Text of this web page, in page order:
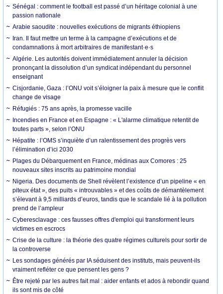
Sénégal : comment le football est passé d’un héritage colonial à une
passion nationale
Arabie saoudite : nouvelles exécutions de migrants éthiopiens
Iran. Il faut mettre un terme à la campagne d’exécutions et de
condamnations à mort arbitraires de manifestant·e·s
Algérie. Les autorités doivent immédiatement annuler la décision
prononçant la dissolution d’un syndicat indépendant du personnel
enseignant
Cisjordanie, Gaza : l’ONU voit s’éloigner la paix à mesure que le conflit
change de visage
Réfugiés : 75 ans après, la promesse vacille
Incendies en France et en Espagne : « L'alarme climatique retentit de
toutes parts », selon l’ONU
Hépatite : l’OMS s’inquiète d’un ralentissement des progrès vers
l’élimination d’ici 2030
Plages du Débarquement en France, médinas aux Comores : 25
nouveaux sites inscrits au patrimoine mondial
Nigeria. Des documents de Shell révèlent l’existence d’un pipeline « en
piteux état », des puits « introuvables » et des coûts de démantèlement
s’élevant à 9,5 milliards d’euros, tandis que le scandale lié à la pollution
prend de l’ampleur
Cyberesclavage : ces fausses offres d'emploi qui transforment leurs
victimes en escrocs
Crise de la culture : la théorie des quatre régimes culturels pour sortir de
la controverse
Les sondages générés par IA séduisent des instituts, mais peuvent-ils
vraiment refléter ce que pensent les gens ?
Être rejeté par les autres fait mal : aider enfants et ados à rebondir quand
ils sont mis de côté